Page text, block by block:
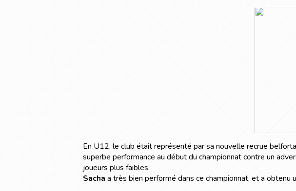
En U12, le club était représenté par sa nouvelle recrue
superbe performance au début du championnat contre un
joueurs plus faibles.
Sacha a très bien performé dans ce championnat, et a